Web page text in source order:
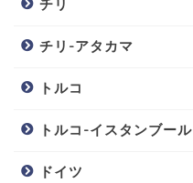
チリ
チリ-アタカマ
トルコ
トルコ-イスタンブール
ドイツ